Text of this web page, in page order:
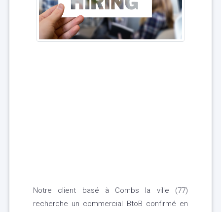
Notre client basé à Combs la ville (77)
recherche un commercial BtoB confirmé en